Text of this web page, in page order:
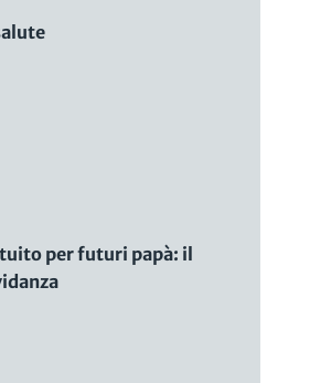
per futuri papà: il